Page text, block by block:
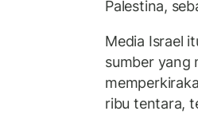
Palestina,
Media Israel
sumber yang
ribu tentara,